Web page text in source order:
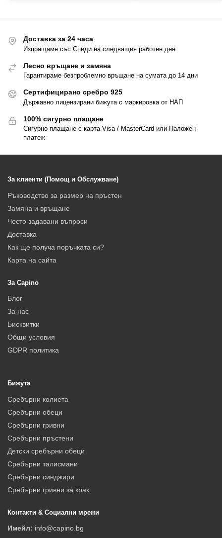
Доставка за 24 часа
Изпращаме със Спиди на следващия работен ден
Лесно връщане и замяна
Гарантираме безпроблемно връщане на сумата до 14 дни
Сертифицирано сребро 925
Държавно лицензирани бижута с маркировка от НАП
100% сигурно плащане
Сигурно плащане с карта Visa / MasterCard или Наложен
платеж
За клиенти (Помощ и Обслужване)
Ръководство за размер на пръстен
Замяна и връщане
Често задавани въпроси
Доставка
Как ще получа поръчката си?
Карта на сайта
За Capino
Блог
За нас
Бисквитки
Общи условия
GDPR политика
Бижута
Сребърни колиета
Сребърни обеци
Сребърни гривни
Сребърни пръстени
Детски сребърни обеци
Сребърни талисмани
Сребърни синджири
Сребърни гривни за крак
Контакти & Социални мрежи
Имейл: info@capino.bg